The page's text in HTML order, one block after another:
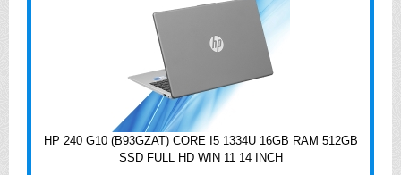
HP 240 G10 (B93GZAT) CORE I5 1334U 16GB RAM 512GB
SSD FULL HD WIN 11 14 INCH